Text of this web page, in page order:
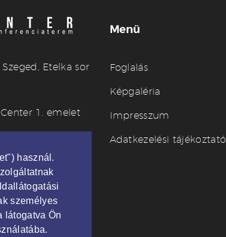
használ.
személyes
látogatva Ön
Etelka sor
1. emelet
372 00 34
Menü
Foglalás
Képgaléria
Impresszum
Adatkezelési tájékoztató